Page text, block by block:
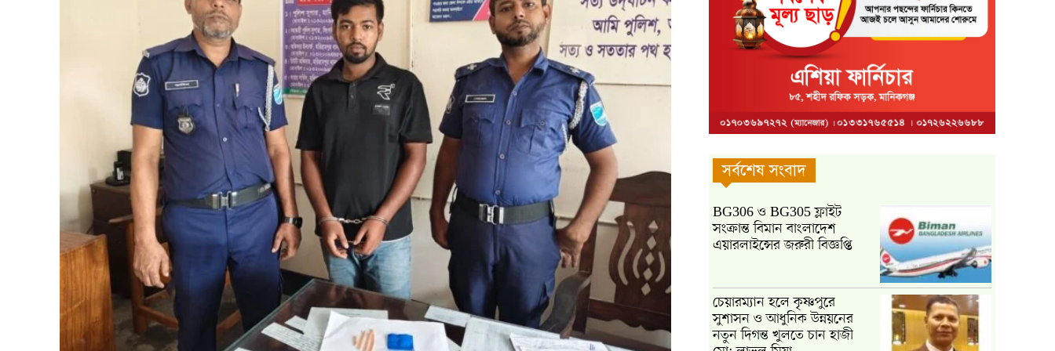
সর্বশেষ সংবাদ
BG306 ও BG305 ফ্লাইট
সংক্রান্ত বিমান বাংলাদেশ
এয়ারলাইন্সের জরুরী বিজ্ঞপ্তি
চেয়ারম্যান হলে কৃষ্ণপুরে
সুশাসন ও আধুনিক উন্নয়নের
নতুন দিগন্ত খুলতে চান হাজী